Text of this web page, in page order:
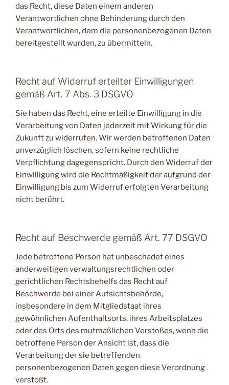
das Recht, diese Daten einem anderen
Verantwortlichen ohne Behinderung durch den
Verantwortlichen, dem die personenbezogenen Daten
bereitgestellt wurden, zu übermitteln.
Recht auf Widerruf erteilter Einwilligungen
gemäß Art. 7 Abs. 3 DSGVO
Sie haben das Recht, eine erteilte Einwilligung in die
Verarbeitung von Daten jederzeit mit Wirkung für die
Zukunft zu widerrufen. Wir werden betroffenen Daten
unverzüglich löschen, sofern keine rechtliche
Verpflichtung dagegenspricht. Durch den Widerruf der
Einwilligung wird die Rechtmäßigkeit der aufgrund der
Einwilligung bis zum Widerruf erfolgten Verarbeitung
nicht berührt.
Recht auf Beschwerde gemäß Art. 77 DSGVO
Jede betroffene Person hat unbeschadet eines
anderweitigen verwaltungsrechtlichen oder
gerichtlichen Rechtsbehelfs das Recht auf
Beschwerde bei einer Aufsichtsbehörde,
insbesondere in dem Mitgliedstaat ihres
gewöhnlichen Aufenthaltsorts, ihres Arbeitsplatzes
oder des Orts des mutmaßlichen Verstoßes, wenn die
betroffene Person der Ansicht ist, dass die
Verarbeitung der sie betreffenden
personenbezogenen Daten gegen diese Verordnung
verstößt.